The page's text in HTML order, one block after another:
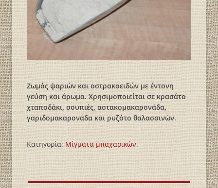
Ζωμός ψαριών και οστρακοειδών με έντονη
γεύση και άρωμα. Χρησιμοποιείται σε κρασάτο
χταποδάκι, σουπιές, αστακομακαρονάδα,
γαριδομακαρονάδα και ρυζότο θαλασσινών.
Κατηγορία:Mίγματα μπαχαρικών.